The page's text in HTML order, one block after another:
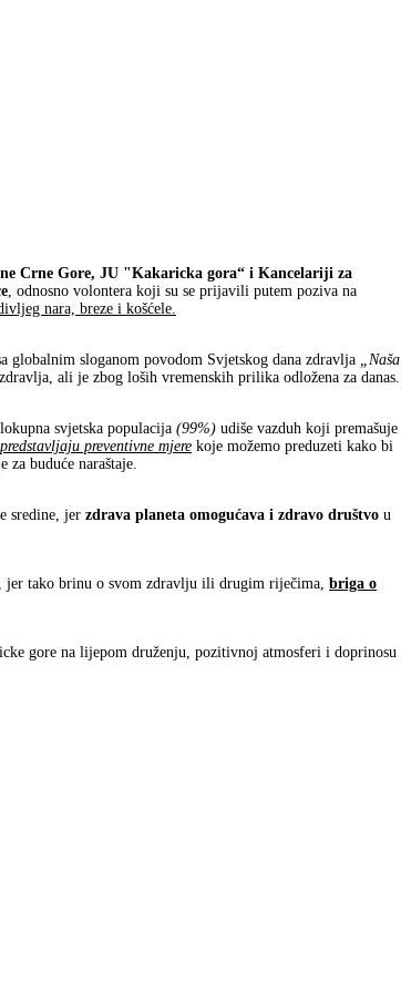
Crne Gore, JU "Kakaricka gora“ i Kancelariji za
, odnosno volontera koji su se prijavili putem poziva na
nara, breze i košćele.
globalnim sloganom povodom Svjetskog dana zdravlja „Naša
ali je zbog loših vremenskih prilika odložena za danas.
svjetska populacija (99%) udiše vazduh koji premašuje
preventivne mjere koje možemo preduzeti kako bi
buduće naraštaje.
sredine, jer zdrava planeta omogućava i zdravo društvo u
jer tako brinu o svom zdravlju ili drugim riječima, briga o
gore na lijepom druženju, pozitivnoj atmosferi i doprinosu